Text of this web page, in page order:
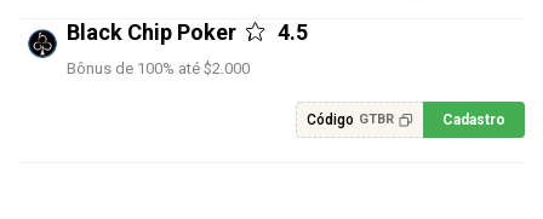
Black Chip Poker 4.5
Bônus de 100% até $2.000
Código GTBR Cadastro